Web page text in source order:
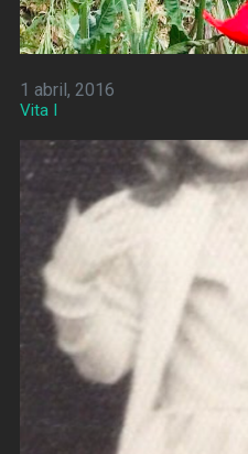
1 abril, 2016
Vita I